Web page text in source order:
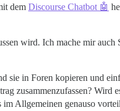
dem Discourse Chatbot 🤖
wird. Ich mache mir auch
sie in Foren kopieren und
zusammenzufassen? Wird
Allgemeinen genauso